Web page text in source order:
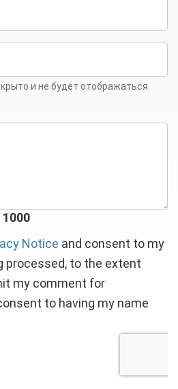
и не будет отображаться
1000
Notice and consent to my
processed, to the extent
my comment for
to having my name